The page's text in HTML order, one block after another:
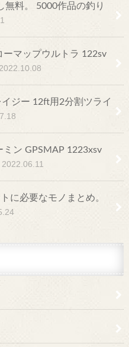
料。 5000作品の釣り
マップウルトラ 122sv
2022.10.08
ジー 12ft用2分割ツライ
ン GPSMAP 1223xsv
2022.06.11
に必要なモノまとめ。